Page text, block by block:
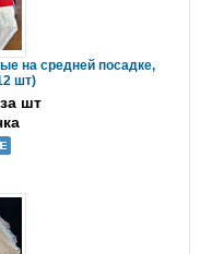
на средней посадке,
шт)
шт